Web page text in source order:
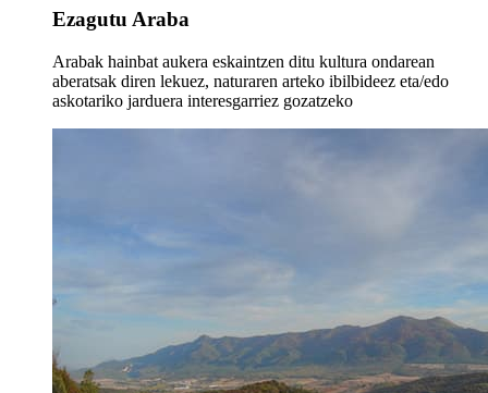
Ezagutu Araba
Arabak hainbat aukera eskaintzen ditu kultura ondarean
aberatsak diren lekuez, naturaren arteko ibilbideez eta/edo
askotariko jarduera interesgarriez gozatzeko